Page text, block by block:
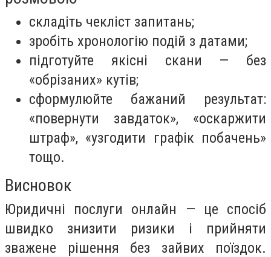
складіть чекліст запитань;
зробіть хронологію подій з датами;
підготуйте якісні скани — без
«обрізаних» кутів;
сформулюйте бажаний результат:
«повернути завдаток», «оскаржити
штраф», «узгодити графік побачень»
тощо.
Висновок
Юридичні послуги онлайн — це спосіб
швидко знизити ризики і прийняти
зважене рішення без зайвих поїздок.